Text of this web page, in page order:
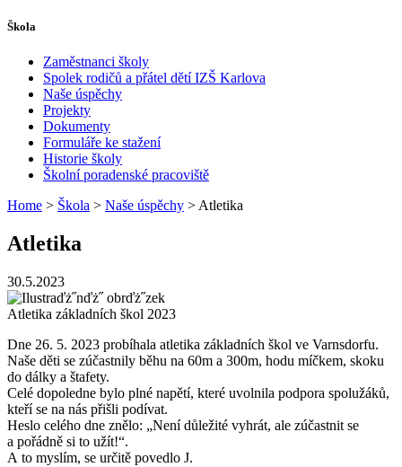
Škola
Zaměstnanci školy
Spolek rodičů a přátel dětí IZŠ Karlova
Naše úspěchy
Projekty
Dokumenty
Formuláře ke stažení
Historie školy
Školní poradenské pracoviště
Home > Škola > Naše úspěchy > Atletika
Atletika
30.5.2023
Atletika základních škol 2023
Dne 26. 5. 2023 probíhala atletika základních škol ve Varnsdorfu.
Naše děti se zúčastnily běhu na 60m a 300m, hodu míčkem, skoku
do dálky a štafety.
Celé dopoledne bylo plné napětí, které uvolnila podpora spolužáků,
kteří se na nás přišli podívat.
Heslo celého dne znělo: „Není důležité vyhrát, ale zúčastnit se
a pořádně si to užít!“.
A to myslím, se určitě povedlo J.